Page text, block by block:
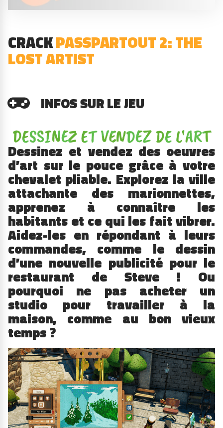
CRACKPASSPARTOUT 2: THE
LOST ARTIST
INFOS SUR LE JEU
Dessinez et vendez des oeuvres
d’art sur le pouce grâce à votre
chevalet pliable. Explorez la ville
attachante des marionnettes,
apprenez à connaître les
habitants et ce qui les fait vibrer.
Aidez-les en répondant à leurs
commandes, comme le dessin
d’une nouvelle publicité pour le
restaurant de Steve ! Ou
pourquoi ne pas acheter un
studio pour travailler à la
maison, comme au bon vieux
temps ?